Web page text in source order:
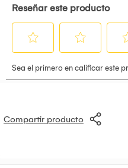
Compartir producto